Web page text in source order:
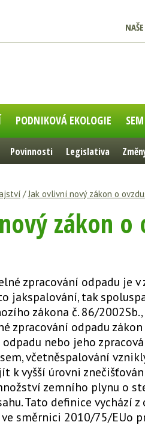
PODNIKOVÁ EKOLOGIE
Povinnosti Legislativa
/Jak ovlivní nový zákon o
zákon
zpracování odpadu je v
jakspalování, tak
zákona č. 86/
zpracování odpadu
nebo jeho
včetněspalování
k vyšší úrovni
zemního plynu o
Tato definice vychází z
směrnici 2010/75/EUo